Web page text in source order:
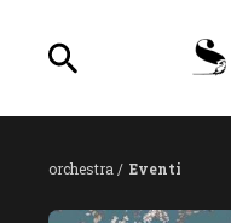
orchestra / Eventi